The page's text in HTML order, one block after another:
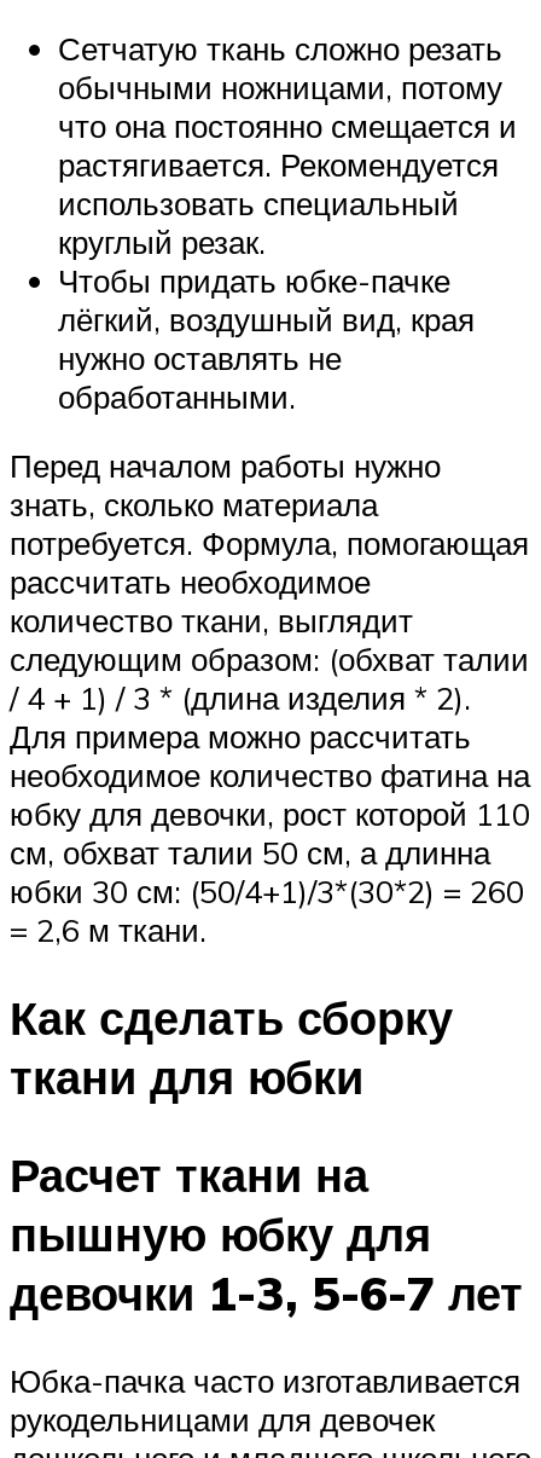
Сетчатую ткань сложно резать
обычными ножницами, потому
что она постоянно смещается и
растягивается. Рекомендуется
использовать специальный
круглый резак.
Чтобы придать юбке-пачке
лёгкий, воздушный вид, края
нужно оставлять не
обработанными.
Перед началом работы нужно
знать, сколько материала
потребуется. Формула, помогающая
рассчитать необходимое
количество ткани, выглядит
следующим образом: (обхват талии
/ 4 + 1) / 3 * (длина изделия * 2).
Для примера можно рассчитать
необходимое количество фатина на
юбку для девочки, рост которой 110
см, обхват талии 50 см, а длинна
юбки 30 см: (50/4+1)/3*(30*2) = 260
= 2,6 м ткани.
Как сделать сборку
ткани для юбки
Расчет ткани на
пышную юбку для
девочки 1-3, 5-6-7 лет
Юбка-пачка часто изготавливается
рукодельницами для девочек